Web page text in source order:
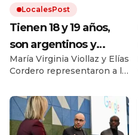
LocalesPost
Tienen 18 y 19 años,
son argentinos y
obtuvieron un
reconocimiento en el
Mundial de Robótica
en Corea del Sur:
«Fuimos con la
María Virginia Viollaz y Elías
Cordero representaron a la
en la categoría Technical
Challenge de Fútbol
Autónomo en la RoboCop
2026. Viajaron a la ciudad